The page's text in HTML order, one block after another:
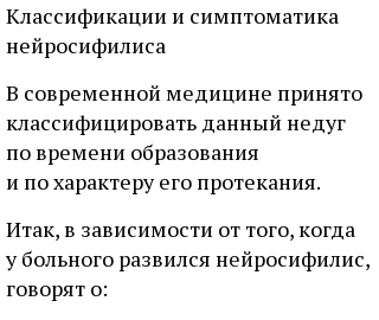
Классификации и симптоматика
нейросифилиса
В современной медицине принято
классифицировать данный недуг
по времени образования
и по характеру его протекания.
Итак, в зависимости от того, когда
у больного развился нейросифилис,
говорят о: